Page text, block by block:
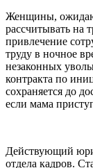
Женщины,
рассчитывать на
привлечение
труду в ночное
незаконных
контракта по
сохраняется до
если мама
Действующий
отдела кадров.